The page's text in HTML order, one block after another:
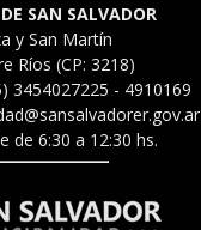
SAN SALVADOR
y San Martín
Ríos (CP: 3218)
3454027225 - 4910169
de 6:30 a 12:30 hs.